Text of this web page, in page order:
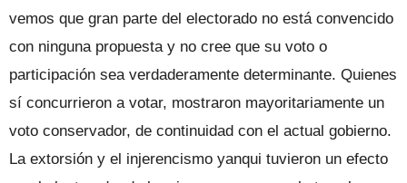
vemos que gran parte del electorado no está convencido
con ninguna propuesta y no cree que su voto o
participación sea verdaderamente determinante. Quienes
sí concurrieron a votar, mostraron mayoritariamente un
voto conservador, de continuidad con el actual gobierno.
La extorsión y el injerencismo yanqui tuvieron un efecto